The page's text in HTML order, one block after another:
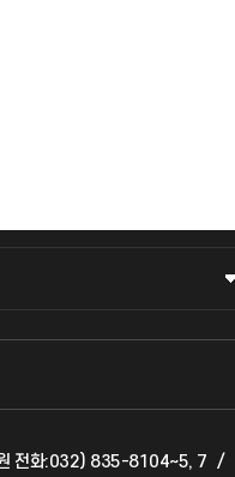
전화:032) 835-8104~5, 7 /